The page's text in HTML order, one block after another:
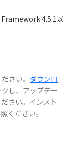
4.5.1以上
さい。 ダウンロ
し、アップデー
さい。インスト
ください。